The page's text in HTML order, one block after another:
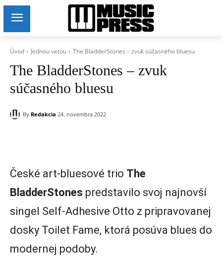
Úvod Jednou vetou The BladderStones – zvuk súčasného bluesu
The BladderStones – zvuk
súčasného bluesu
By Redakcia 24. novembra 2022
České art-bluesové trio The
BladderStones predstavilo svoj najnovší
singel Self-Adhesive Otto z pripravovanej
dosky Toilet Fame, ktorá posúva blues do
modernej podoby.